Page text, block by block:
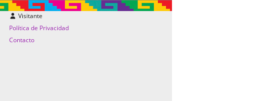
Visitante
Política de Privacidad
Contacto